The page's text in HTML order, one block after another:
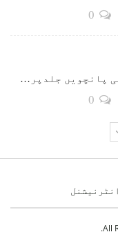
پانچویں جلدپر…
انٹرنیشنل